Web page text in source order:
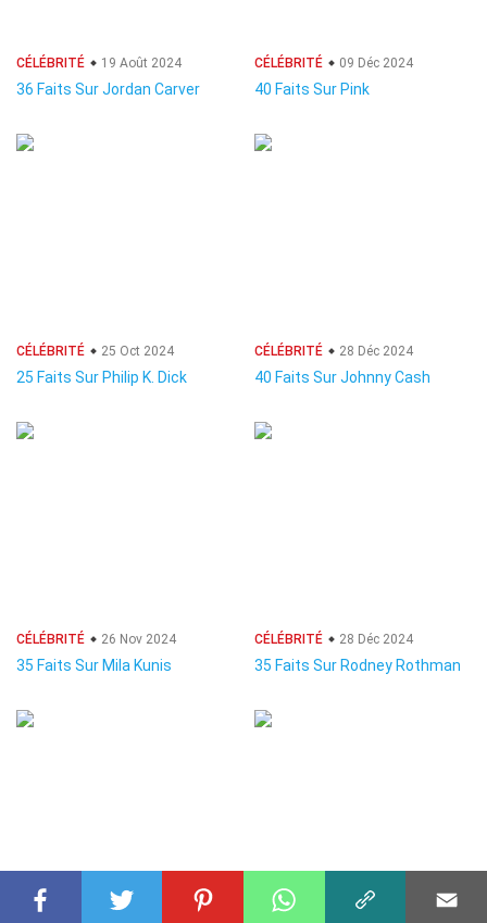
CÉLÉBRITÉ 19 Août 2024
36 Faits Sur Jordan Carver
CÉLÉBRITÉ 09 Déc 2024
40 Faits Sur Pink
CÉLÉBRITÉ 25 Oct 2024
25 Faits Sur Philip K. Dick
CÉLÉBRITÉ 28 Déc 2024
40 Faits Sur Johnny Cash
CÉLÉBRITÉ 26 Nov 2024
35 Faits Sur Mila Kunis
CÉLÉBRITÉ 28 Déc 2024
35 Faits Sur Rodney Rothman